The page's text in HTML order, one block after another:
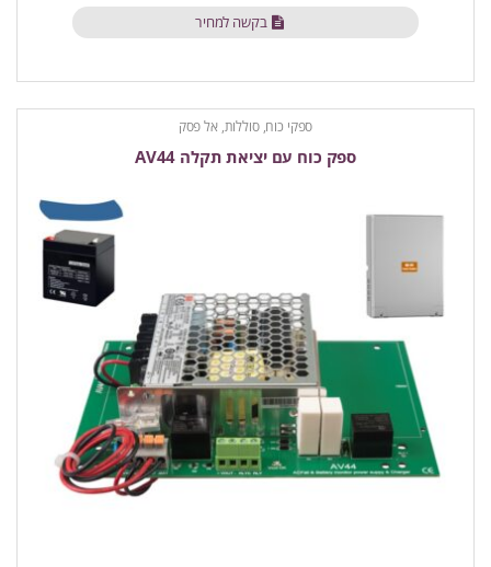
בקשה למחיר
ספקי כוח, סוללות, אל פסק
ספק כוח עם יציאת תקלה AV44